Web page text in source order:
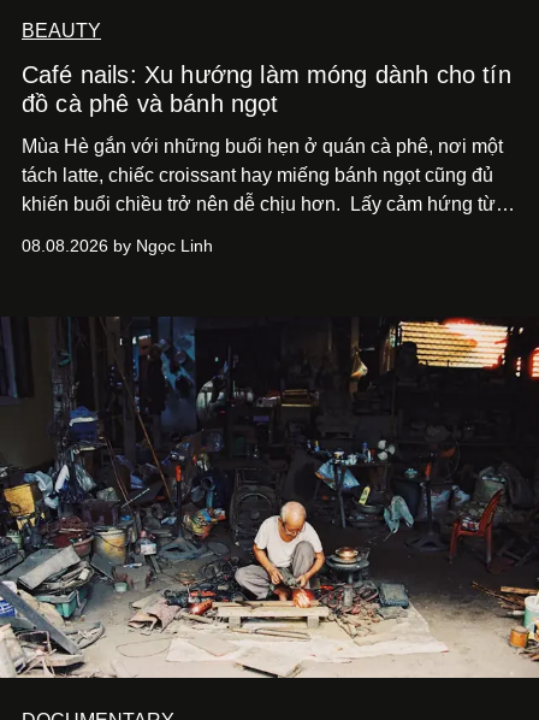
BEAUTY
Café nails: Xu hướng làm móng dành cho tín
đồ cà phê và bánh ngọt
Mùa Hè gắn với những buổi hẹn ở quán cà phê, nơi một
tách latte, chiếc croissant hay miếng bánh ngọt cũng đủ
khiến buổi chiều trở nên dễ chịu hơn.
Lấy cảm hứng từ
sử dụng bảng màu nâu sữa, kem, trắng ngà cùng những
quán cà phê. Dưới đây là những mẫu nail được yêu thích
nhất của xu hướng này.
08.08.2026 by Ngọc Linh